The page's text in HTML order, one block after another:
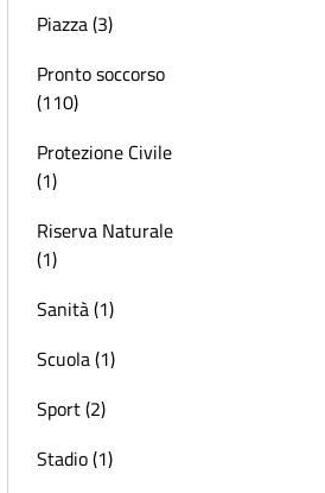
Piazza (3)
Pronto soccorso
(110)
Protezione Civile
(1)
Riserva Naturale
(1)
Sanità (1)
Scuola (1)
Sport (2)
Stadio (1)